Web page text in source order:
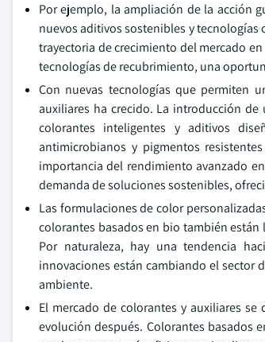
Por ejemplo, la ampliación de la acción
nuevos aditivos sostenibles y
trayectoria de crecimiento del mercado
tecnologías de recubrimiento, una
Con nuevas tecnologías que permiten
auxiliares ha crecido. La introducción
colorantes inteligentes y aditivos
antimicrobianos y pigmentos
importancia del rendimiento avanzado
demanda de soluciones sostenibles,
Las formulaciones de color
colorantes basados en bio también
Por naturaleza, hay una tendencia
innovaciones están cambiando el sector
ambiente.
El mercado de colorantes y auxiliares
evolución después. Colorantes basados